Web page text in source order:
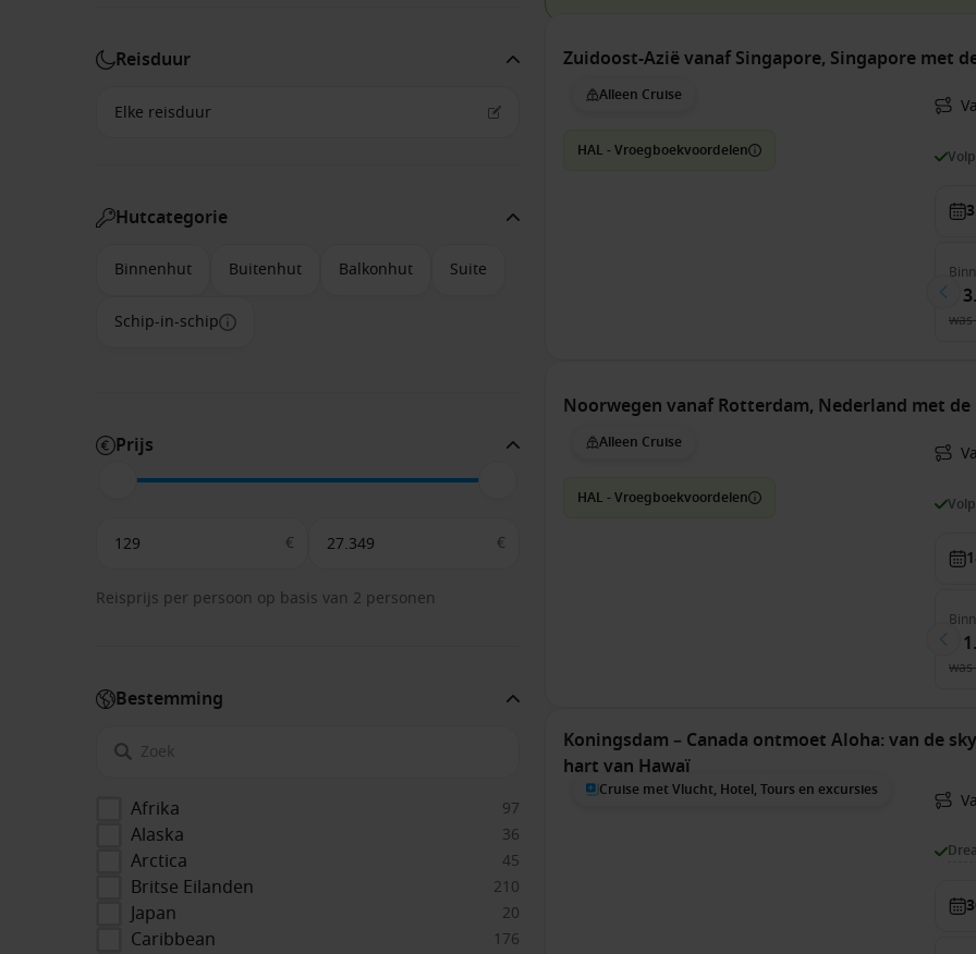
Reisduur
Hutcategorie
Binnenhut Buitenhut Balkonhut Suite
Schip-in-schip
Prijs
€ €
Reisprijs per persoon op basis van 2 personen
Bestemming
Afrika 97
Alaska 36
Arctica 45
Britse Eilanden 210
Japan 20
Caribbean 176
Zuidoost-Azië vanaf Singapore, Singapore met
Alleen Cruise
HAL - Vroegboekvoordelen
€
was
Noorwegen vanaf Rotterdam, Nederland met
Alleen Cruise
HAL - Vroegboekvoordelen
€
was
Koningsdam – Canada ontmoet Aloha: van de
hart van Hawaï
Cruise met Vlucht, Hotel, Tours en excursies